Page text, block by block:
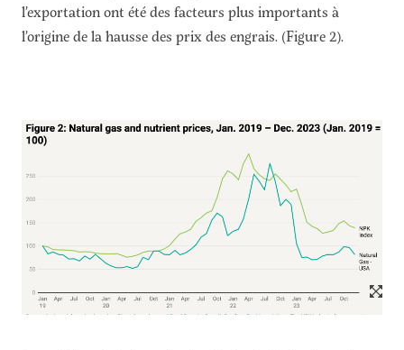
l’exportation ont été des facteurs plus importants à
l’origine de la hausse des prix des engrais. (Figure 2).